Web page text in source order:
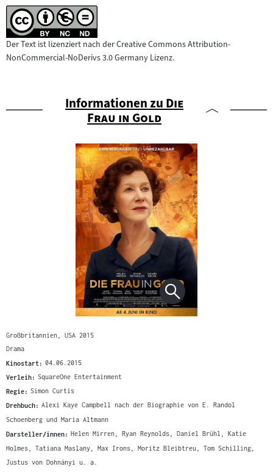
Der Text ist lizenziert nach der Creative Commons Attribution-
NonCommercial-NoDerivs 3.0 Germany Lizenz.
Informationen zu "
Die
Frau in Gold"
Großbritannien, USA 2015
Drama
Kinostart: 04.06.2015
Verleih: SquareOne Entertainment
Regie: Simon Curtis
Drehbuch: Alexi Kaye Campbell nach der Biographie von E. Randol
Schoenberg und Maria Altmann
Darsteller/innen: Helen Mirren, Ryan Reynolds, Daniel Brühl, Katie
Holmes, Tatiana Maslany, Max Irons, Moritz Bleibtreu, Tom Schilling,
Justus von Dohnányi u. a.